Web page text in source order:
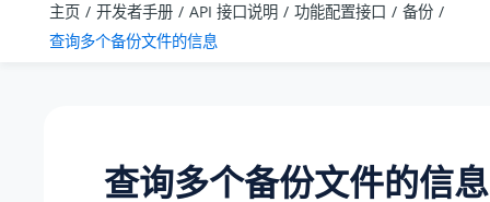
主页 开发者手册 API 接口说明 功能配置接口
备份
查询多个备份文件的信息
查询多个备份文件的信息